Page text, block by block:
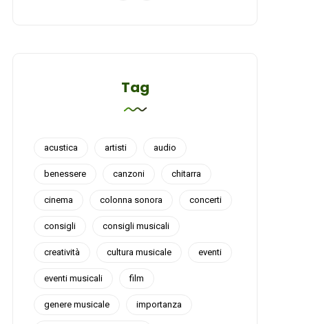
Tag
acustica artisti audio
benessere canzoni chitarra
cinema colonna sonora concerti
consigli consigli musicali
creatività cultura musicale eventi
eventi musicali film
genere musicale importanza